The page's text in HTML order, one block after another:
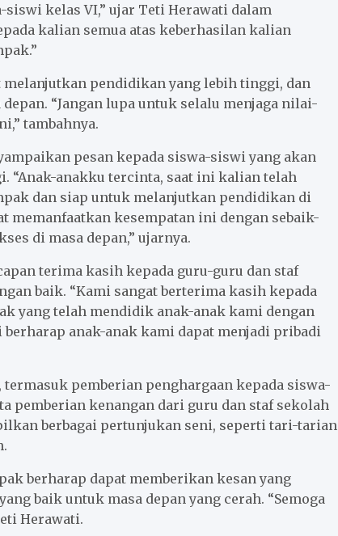
kelas VI,” ujar Teti Herawati dalam
kalian semua atas keberhasilan kalian
pendidikan yang lebih tinggi, dan
“Jangan lupa untuk selalu menjaga nilai-
tambahnya.
pesan kepada siswa-siswi yang akan
anakku tercinta, saat ini kalian telah
dan siap untuk melanjutkan pendidikan di
memanfaatkan kesempatan ini dengan sebaik-
di masa depan,” ujarnya.
terima kasih kepada guru-guru dan staf
baik. “Kami sangat berterima kasih kepada
yang telah mendidik anak-anak kami dengan
berharap anak-anak kami dapat menjadi pribadi
pemberian penghargaan kepada siswa-
pemberian kenangan dari guru dan staf sekolah
berbagai pertunjukan seni, seperti tari-tarian
berharap dapat memberikan kesan yang
baik untuk masa depan yang cerah. “Semoga
Herawati.